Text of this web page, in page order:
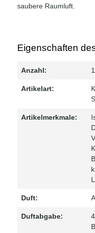
saubere Raumluft.
Eigenschaften
Anzahl:
Artikelart:
Artikelmerkmale:
Duft:
Duftabgabe: